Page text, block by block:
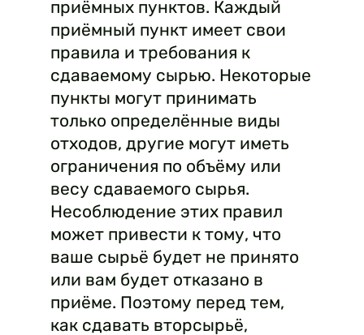
приёмных пунктов. Каждый
приёмный пункт имеет свои
правила и требования к
сдаваемому сырью. Некоторые
пункты могут принимать
только определённые виды
отходов, другие могут иметь
ограничения по объёму или
весу сдаваемого сырья.
Несоблюдение этих правил
может привести к тому, что
ваше сырьё будет не принято
или вам будет отказано в
приёме. Поэтому перед тем,
как сдавать вторсырьё,